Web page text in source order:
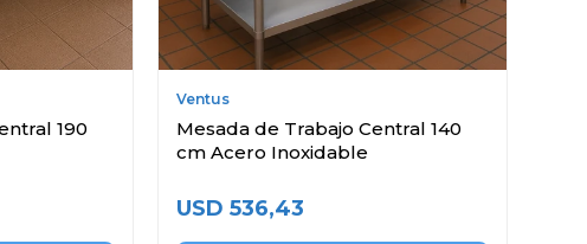
190
Ventus
Mesada de Trabajo Central 140
cm Acero Inoxidable
USD 536,43